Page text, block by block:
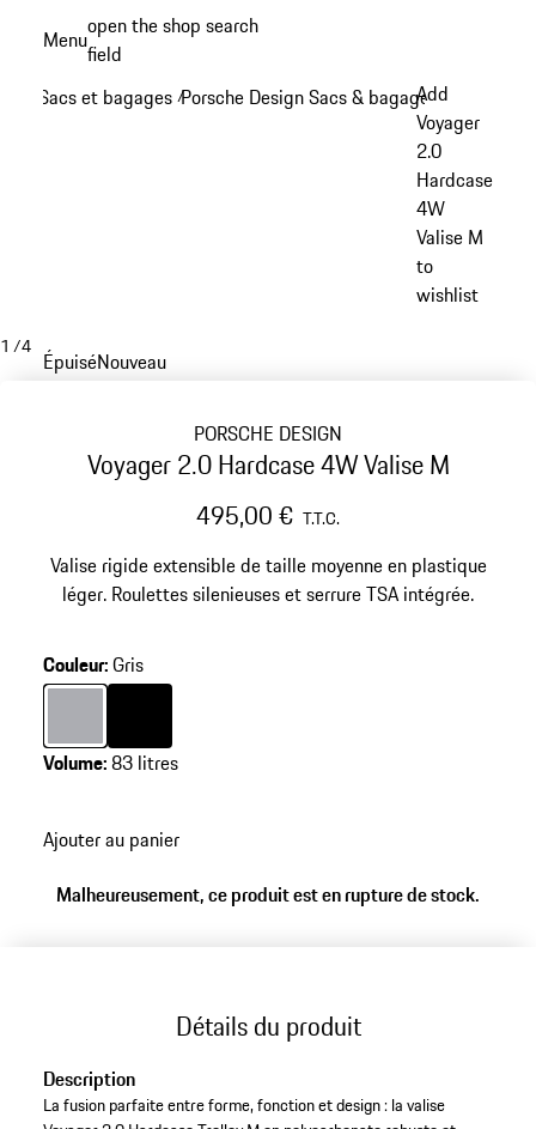
principal
Menuopen the shop search
field
Sacs et bagages /Porsche Design Sacs & bagages /
Add
Voyager
2.0
Hardcase
4W
Valise M
to
wishlist
1 /4
ÉpuiséNouveau
PORSCHE DESIGN
Voyager 2.0 Hardcase 4W Valise M
495,00 € T.T.C.
Valise rigide extensible de taille moyenne en plastique
léger. Roulettes silenieuses et serrure TSA intégrée.
Couleur:Gris
CouleurGris
CouleurNoir
Volume:83 litres
Ajouter au panier
Malheureusement, ce produit est en rupture de stock.
Détails du produit
Description
La fusion parfaite entre forme, fonction et design : la valise